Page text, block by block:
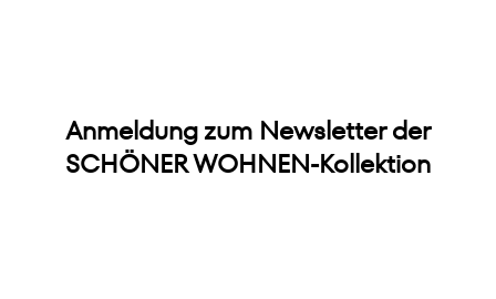
Anmeldung zum Newsletter der
SCHÖNER WOHNEN-Kollektion